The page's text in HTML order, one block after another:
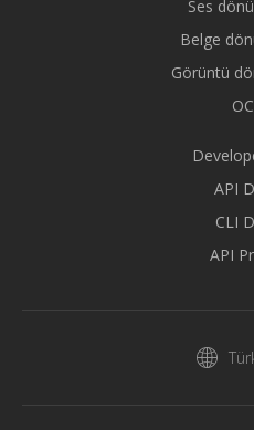
Ses
Belge
Görüntü
API
CLI
API